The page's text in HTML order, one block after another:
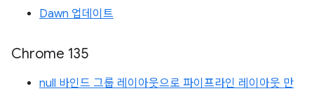
Dawn 업데이트
Chrome 135
null 바인드 그룹 레이아웃으로 파이프라인 레이아웃 만